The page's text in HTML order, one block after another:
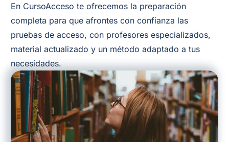
En CursoAcceso te ofrecemos la preparación
completa para que afrontes con confianza las
pruebas de acceso, con profesores especializados,
material actualizado y un método adaptado a tus
necesidades.